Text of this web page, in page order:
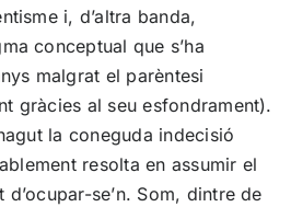
i, d’altra banda,
conceptual que s’ha
malgrat el parèntesi
gràcies al seu esfondrament).
la coneguda indecisió
resolta en assumir el
se’n. Som, dintre de